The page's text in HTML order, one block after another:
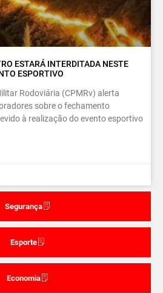
Segurança
Esporte
Economia
ESTARÁ INTERDITADA NESTE
ESPORTIVO
Rodoviária (CPMRv) alerta
sobre o fechamento
à realização do evento esportivo